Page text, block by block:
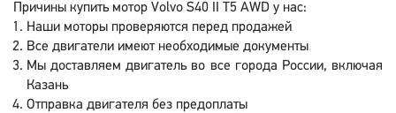
Причины купить мотор Volvo S40 II T5 AWD у нас:
Наши моторы проверяются перед продажей
Все двигатели имеют необходимые документы
Мы доставляем двигатель во все города России, включая
Казань
Отправка двигателя без предоплаты